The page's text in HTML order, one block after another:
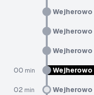
Wejherowo
Wejherowo
Wejherowo
00 min Wejherowo
02 min Wejherowo